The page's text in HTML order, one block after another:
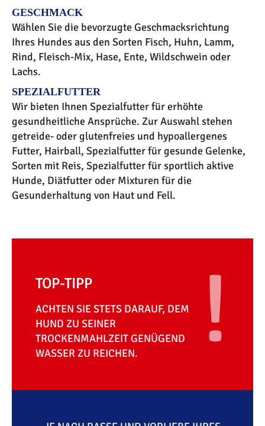
GESCHMACK
Wählen Sie die bevorzugte Geschmacksrichtung
Ihres Hundes aus den Sorten Fisch, Huhn, Lamm,
Rind, Fleisch-Mix, Hase, Ente, Wildschwein oder
Lachs.
SPEZIALFUTTER
Wir bieten Ihnen Spezialfutter für erhöhte
gesundheitliche Ansprüche. Zur Auswahl stehen
getreide- oder glutenfreies und hypoallergenes
Futter, Hairball, Spezialfutter für gesunde Gelenke,
Sorten mit Reis, Spezialfutter für sportlich aktive
Hunde, Diätfutter oder Mixturen für die
Gesunderhaltung von Haut und Fell.
TOP-TIPP
ACHTEN SIE STETS DARAUF, DEM
HUND ZU SEINER
TROCKENMAHLZEIT GENÜGEND
WASSER ZU REICHEN.